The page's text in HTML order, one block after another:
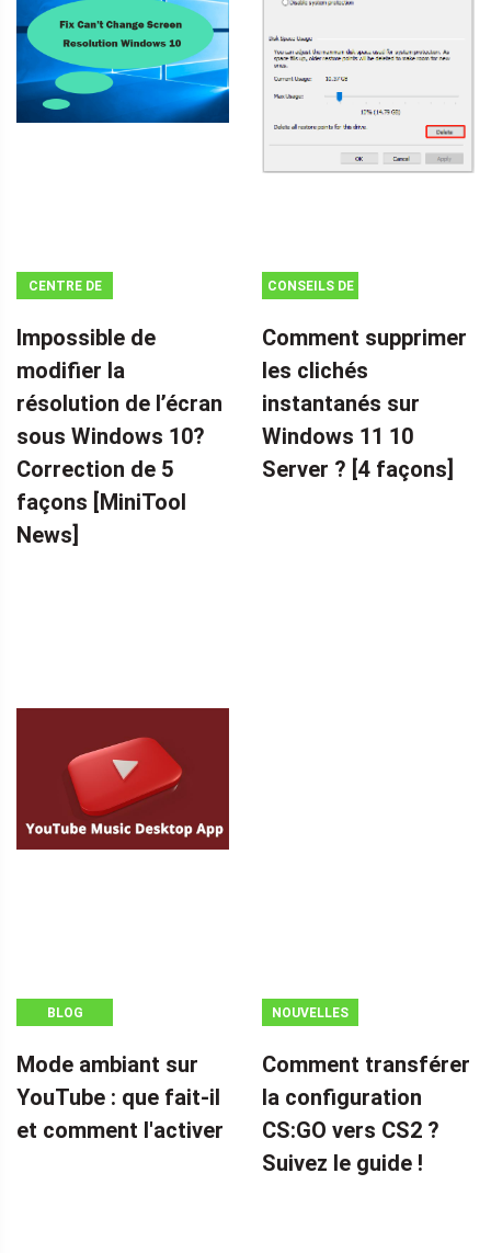
CENTRE DE
MINITOOL
Impossible de
modifier la
résolution de l’écran
sous Windows 10?
Correction de 5
façons [MiniTool
News]
CONSEILS DE
Comment supprimer
les clichés
instantanés sur
Windows 11 10
Server ? [4 façons]
BLOG
Mode ambiant sur
YouTube : que fait-il
et comment l'activer
NOUVELLES
Comment transférer
la configuration
CS:GO vers CS2 ?
Suivez le guide !